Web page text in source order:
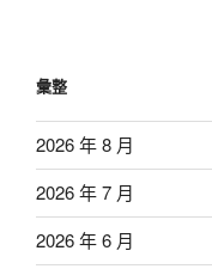
彙整
2026 年 8 月
2026 年 7 月
2026 年 6 月